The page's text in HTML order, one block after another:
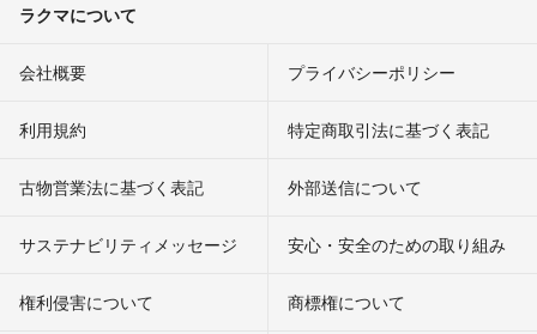
ラクマについて
会社概要 プライバシーポリシー
利用規約 特定商取引法に基づく表記
古物営業法に基づく表記 外部送信について
サステナビリティメッセージ 安心・安全のための取り組み
権利侵害について
商標権について